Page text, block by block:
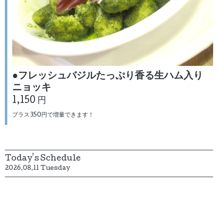
●フレッシュバジルたっぷり香る生ハム入り
ニョッキ
1,150 円
プラス350円で増量できます！
Today's Schedule
2026.08.11 Tuesday